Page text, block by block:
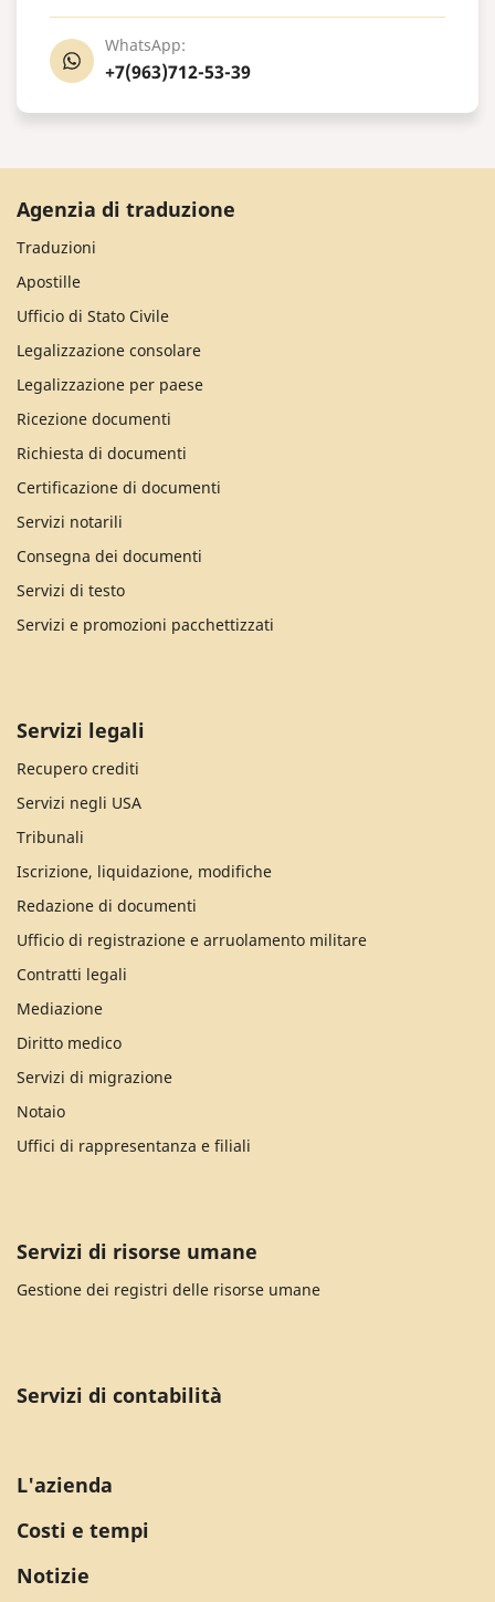
WhatsApp:
+7(963)712-53-39
Agenzia di traduzione
Traduzioni
Apostille
Ufficio di Stato Civile
Legalizzazione consolare
Legalizzazione per paese
Ricezione documenti
Richiesta di documenti
Certificazione di documenti
Servizi notarili
Consegna dei documenti
Servizi di testo
Servizi e promozioni pacchettizzati
Servizi legali
Recupero crediti
Servizi negli USA
Tribunali
Iscrizione, liquidazione, modifiche
Redazione di documenti
Ufficio di registrazione e arruolamento militare
Contratti legali
Mediazione
Diritto medico
Servizi di migrazione
Notaio
Uffici di rappresentanza e filiali
Servizi di risorse umane
Gestione dei registri delle risorse umane
Servizi di contabilità
L'azienda
Costi e tempi
Notizie